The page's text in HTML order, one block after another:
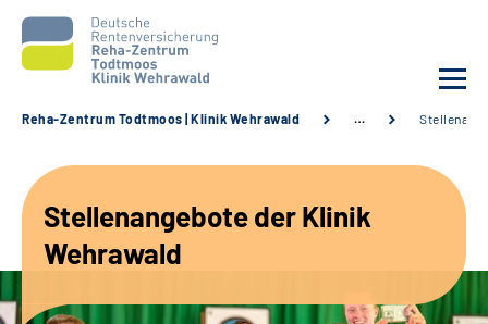
Unsere Angebote
Reha-Zentrum Todtmoos | Klinik Wehrawald …
Stellenangebote der Klinik
Wehrawald